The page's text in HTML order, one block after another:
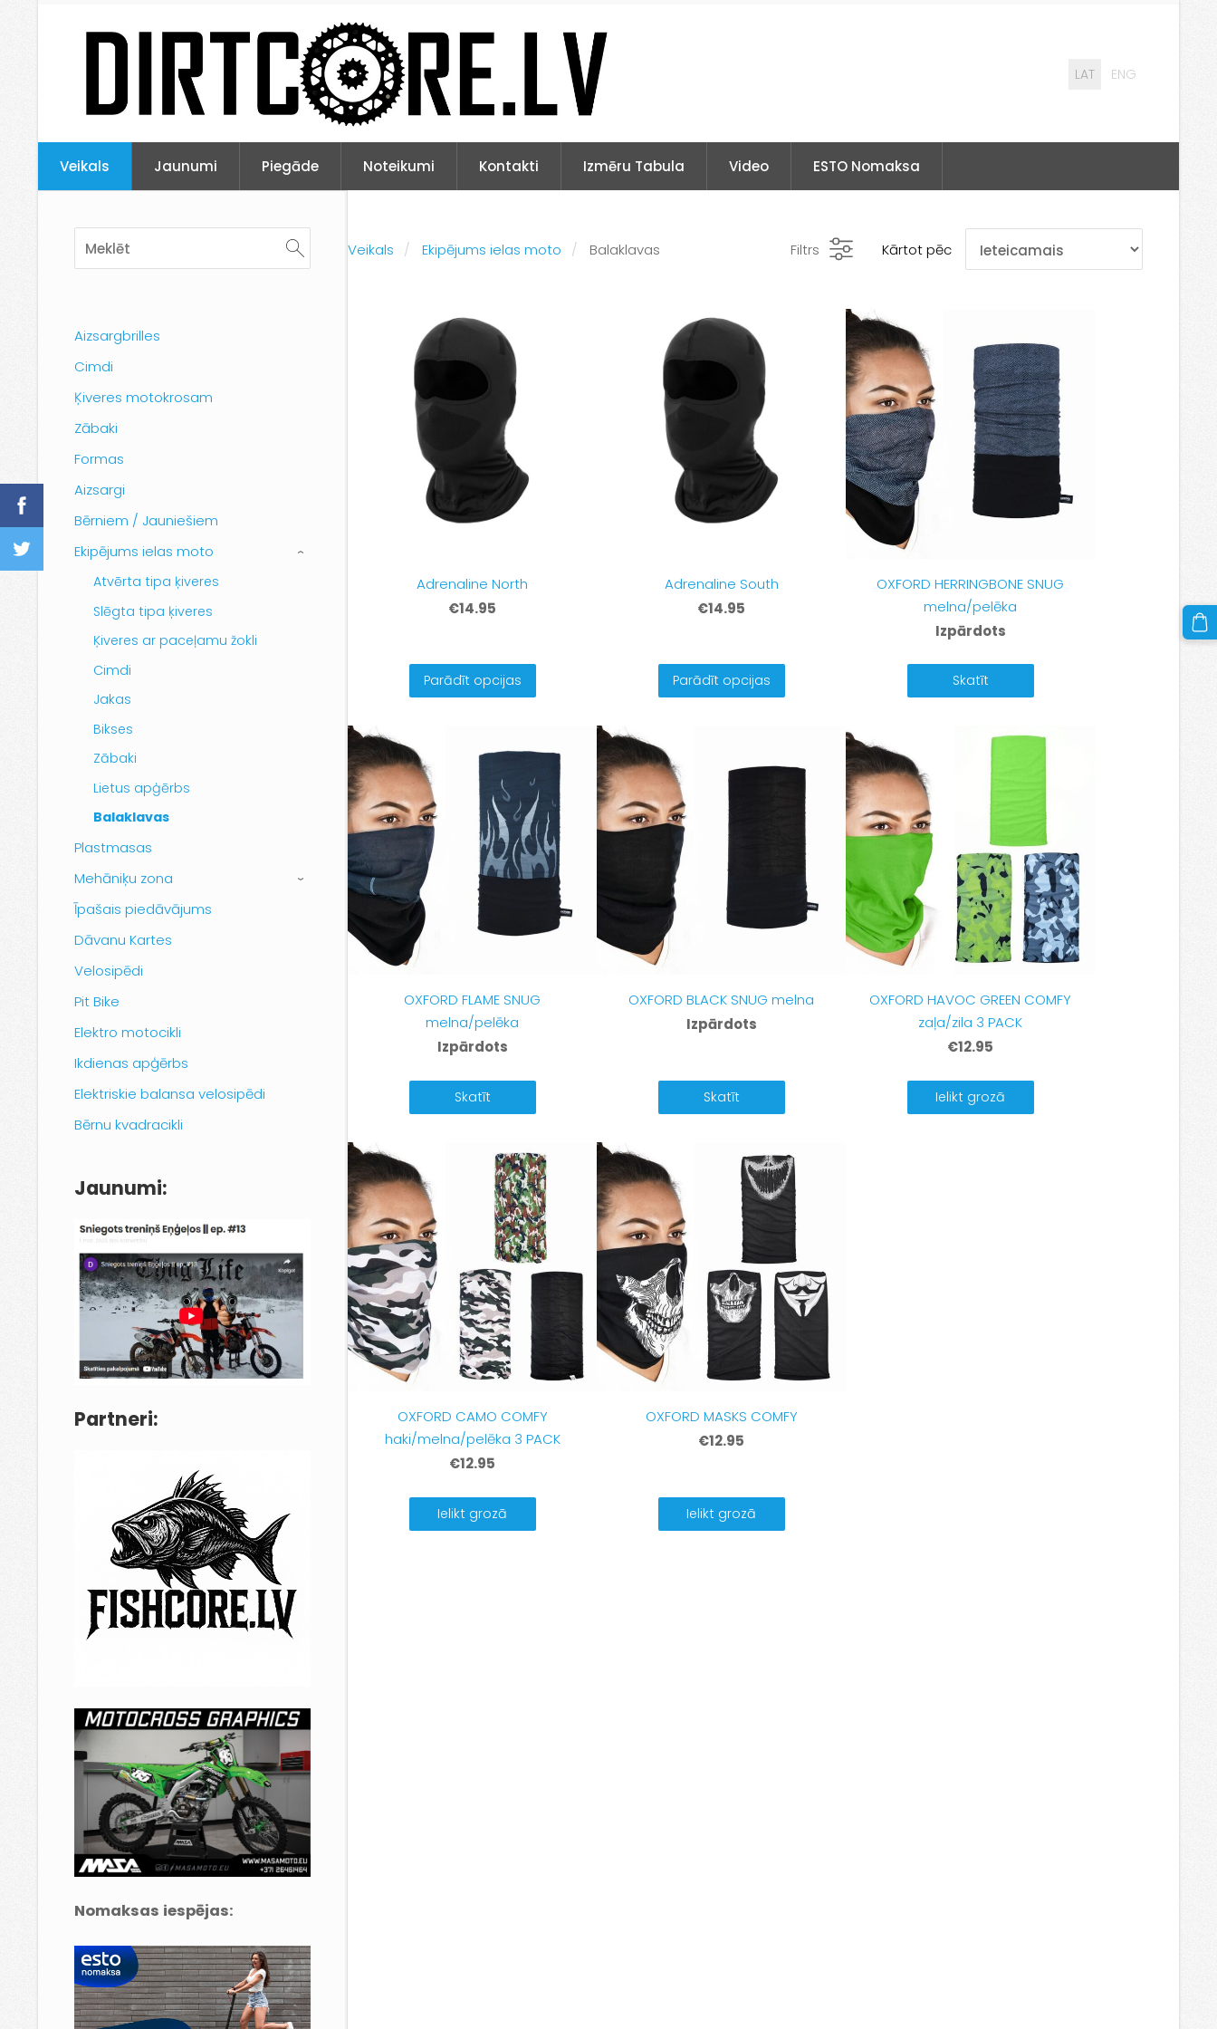
LAT ENG
Veikals Jaunumi Piegāde Noteikumi Kontakti Izmēru Tabula Video ESTO Nomaksa
Aizsargbrilles
Cimdi
Ķiveres motokrosam
Zābaki
Formas
Aizsargi
Bērniem / Jauniešiem
Ekipējums ielas moto
Atvērta tipa ķiveres
Slēgta tipa ķiveres
Ķiveres ar paceļamu žokli
Cimdi
Jakas
Bikses
Zābaki
Lietus apģērbs
Balaklavas
›
Plastmasas
Mehāniķu zona
›
Īpašais piedāvājums
Dāvanu Kartes
Velosipēdi
Pit Bike
Elektro motocikli
Ikdienas apģērbs
Elektriskie balansa velosipēdi
Bērnu kvadracikli
Jaunumi:
Partneri:
Nomaksas iespējas:
Veikals Ekipējums ielas moto Balaklavas Filtrs Kārtot pēc
Adrenaline North
€14.95
Parādīt opcijas
Adrenaline South
€14.95
Parādīt opcijas
OXFORD HERRINGBONE SNUG
melna/pelēka
Izpārdots
Skatīt
OXFORD FLAME SNUG
melna/pelēka
Izpārdots
Skatīt
OXFORD BLACK SNUG melna
Izpārdots
Skatīt
OXFORD HAVOC GREEN COMFY
zaļa/zila 3 PACK
€12.95
Ielikt grozā
OXFORD CAMO COMFY
haki/melna/pelēka 3 PACK
€12.95
Ielikt grozā
OXFORD MASKS COMFY
€12.95
Ielikt grozā